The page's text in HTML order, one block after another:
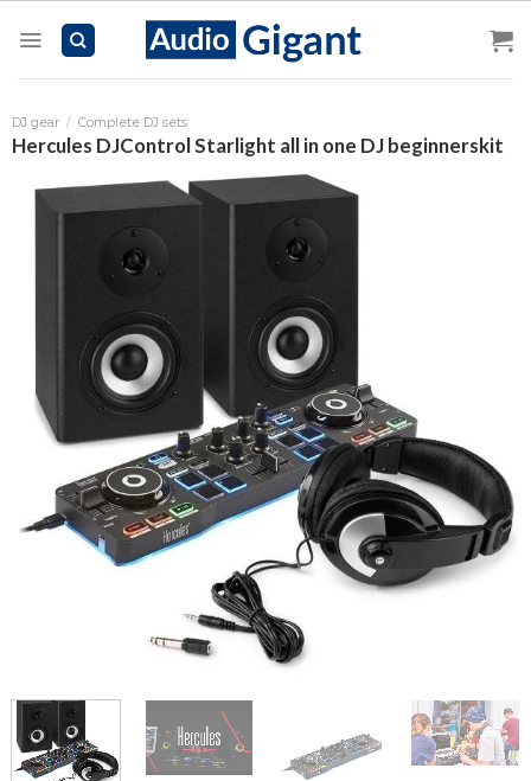
DJ gear / Complete DJ sets
Hercules DJControl Starlight all in one DJ beginnerskit